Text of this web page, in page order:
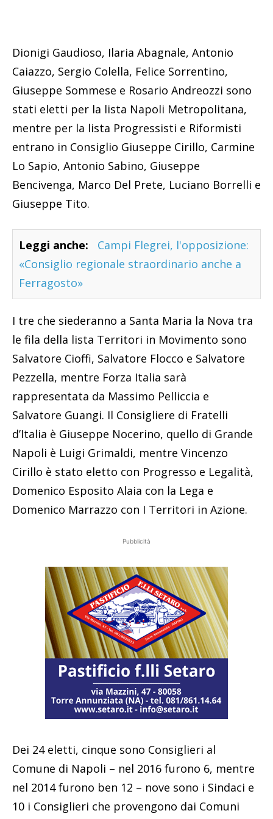
Dionigi Gaudioso, Ilaria Abagnale, Antonio
Caiazzo, Sergio Colella, Felice Sorrentino,
Giuseppe Sommese e Rosario Andreozzi sono
stati eletti per la lista Napoli Metropolitana,
mentre per la lista Progressisti e Riformisti
entrano in Consiglio Giuseppe Cirillo, Carmine
Lo Sapio, Antonio Sabino, Giuseppe
Bencivenga, Marco Del Prete, Luciano Borrelli e
Giuseppe Tito.
Leggi anche:
Campi Flegrei, l'opposizione:
«Consiglio regionale straordinario anche a
Ferragosto»
I tre che siederanno a Santa Maria la Nova tra
le fila della lista Territori in Movimento sono
Salvatore Cioffi, Salvatore Flocco e Salvatore
Pezzella, mentre Forza Italia sarà
rappresentata da Massimo Pelliccia e
Salvatore Guangi. Il Consigliere di Fratelli
d’Italia è Giuseppe Nocerino, quello di Grande
Napoli è Luigi Grimaldi, mentre Vincenzo
Cirillo è stato eletto con Progresso e Legalità,
Domenico Esposito Alaia con la Lega e
Domenico Marrazzo con I Territori in Azione.
Pubblicità
Dei 24 eletti, cinque sono Consiglieri al
Comune di Napoli – nel 2016 furono 6, mentre
nel 2014 furono ben 12 – nove sono i Sindaci e
10 i Consiglieri che provengono dai Comuni